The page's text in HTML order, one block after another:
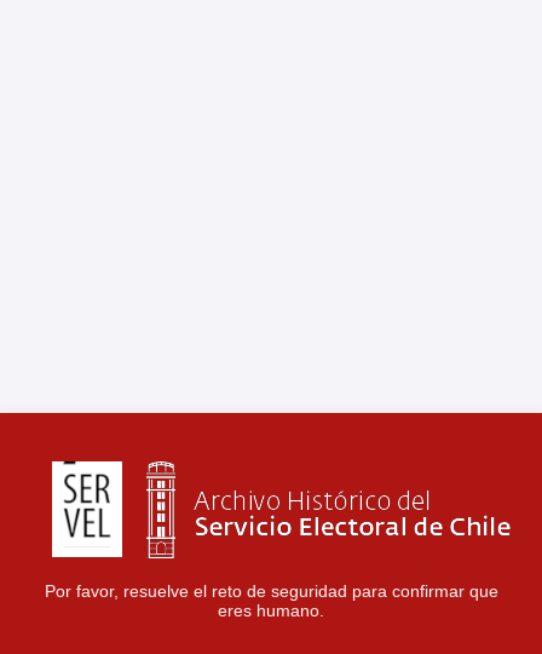
Por favor, resuelve el reto de seguridad para confirmar que
eres humano.